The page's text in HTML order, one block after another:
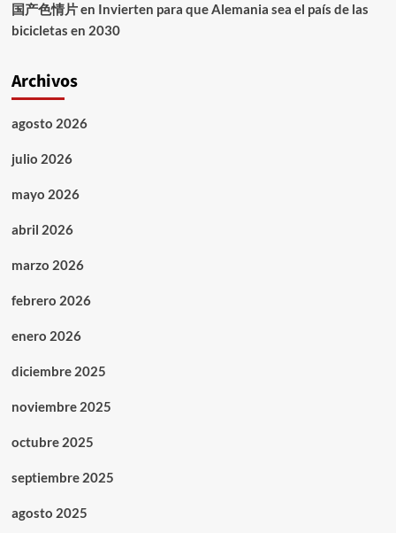
国产色情片en Invierten para que Alemania sea el país de las
bicicletas en 2030
Archivos
agosto 2026
julio 2026
mayo 2026
abril 2026
marzo 2026
febrero 2026
enero 2026
diciembre 2025
noviembre 2025
octubre 2025
septiembre 2025
agosto 2025